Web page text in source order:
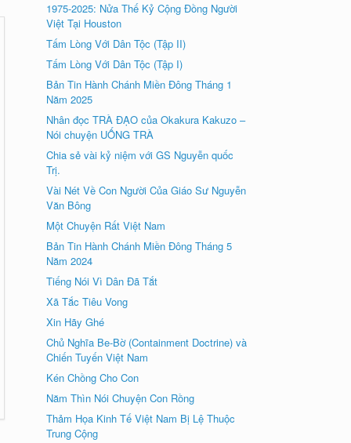
1975-2025: Nửa Thế Kỷ Cộng Đồng Người
Việt Tại Houston
Tấm Lòng Với Dân Tộc (Tập II)
Tấm Lòng Với Dân Tộc (Tập I)
Bản Tin Hành Chánh Miền Đông Tháng 1
Năm 2025
Nhân đọc TRÀ ÐẠO của Okakura Kakuzo –
Nói chuyện UỐNG TRÀ
Chia sẻ vài kỷ niệm với GS Nguyễn quốc
Trị.
Vài Nét Về Con Người Của Giáo Sư Nguyễn
Văn Bông
Một Chuyện Rất Việt Nam
Bản Tin Hành Chánh Miền Đông Tháng 5
Năm 2024
Tiếng Nói Vì Dân Đã Tắt
Xã Tắc Tiêu Vong
Xin Hãy Ghé
Chủ Nghĩa Be-Bờ (Containment Doctrine) và
Chiến Tuyến Việt Nam
Kén Chồng Cho Con
Năm Thìn Nói Chuyện Con Rồng
Thảm Họa Kinh Tế Việt Nam Bị Lệ Thuộc
Trung Cộng